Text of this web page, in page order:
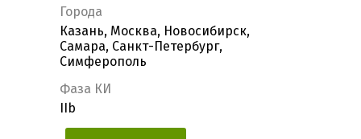
Города
Казань, Москва, Новосибирск,
Самара, Санкт-Петербург,
Симферополь
Фаза КИ
IIb